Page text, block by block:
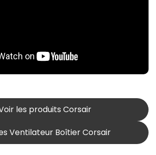
les produits Corsair
Ventilateur Boîtier Corsair